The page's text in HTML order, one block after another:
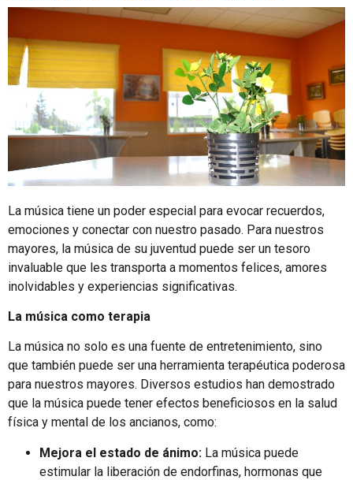
La música tiene un poder especial para evocar recuerdos,
emociones y conectar con nuestro pasado. Para nuestros
mayores, la música de su juventud puede ser un tesoro
invaluable que les transporta a momentos felices, amores
inolvidables y experiencias significativas.
La música como terapia
La música no solo es una fuente de entretenimiento, sino
que también puede ser una herramienta terapéutica poderosa
para nuestros mayores. Diversos estudios han demostrado
que la música puede tener efectos beneficiosos en la salud
física y mental de los ancianos, como:
Mejora el estado de ánimo: La música puede
estimular la liberación de endorfinas, hormonas que